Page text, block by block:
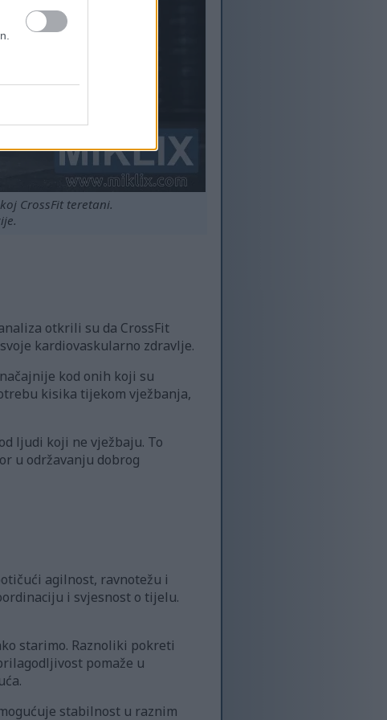
CrossFit teretani.
otkrili su da CrossFit
kardiovaskularno zdravlje.
kod onih koji su
kisika tijekom vježbanja,
ljudi koji ne vježbaju. To
u održavanju dobrog
agilnost, ravnotežu i
i svjesnost o tijelu.
starimo. Raznoliki pokreti
pomaže u
stabilnost u raznim